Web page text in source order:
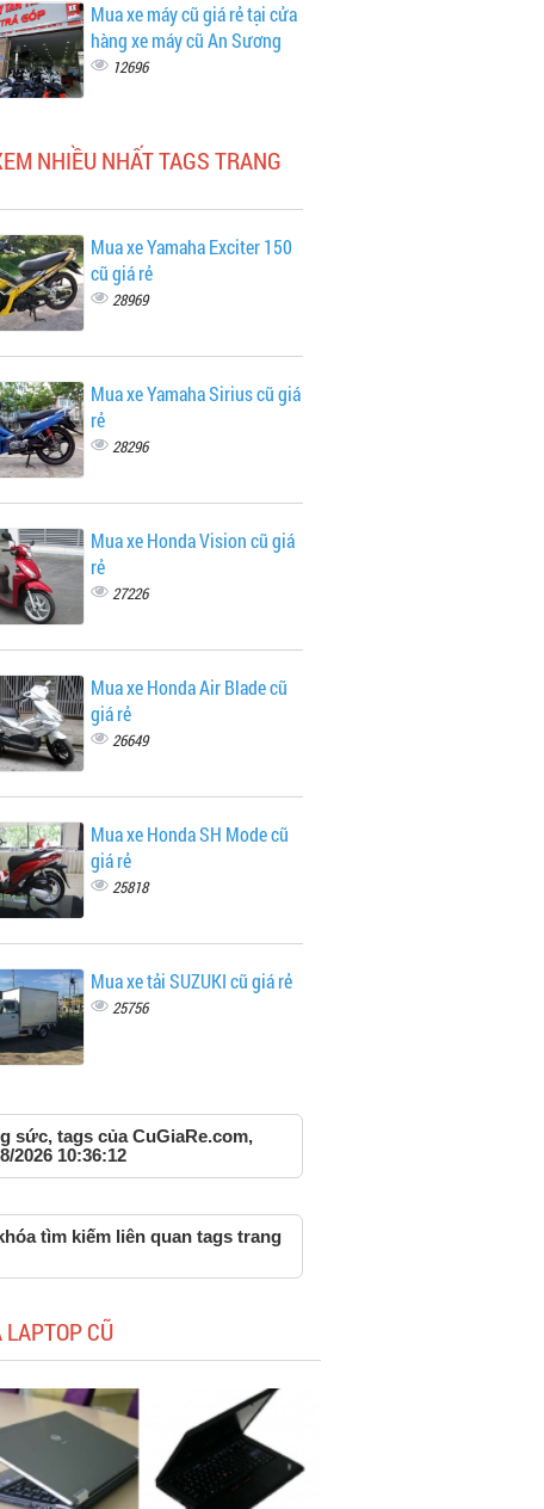
Mua xe máy cũ giá rẻ tại cửa
hàng xe máy cũ An Sương
12696
NHIỀU NHẤT TAGS TRANG
Mua xe Yamaha Exciter 150
cũ giá rẻ
28969
Mua xe Yamaha Sirius cũ giá
rẻ
28296
Mua xe Honda Vision cũ giá
rẻ
27226
Mua xe Honda Air Blade cũ
giá rẻ
26649
Mua xe Honda SH Mode cũ
giá rẻ
25818
Mua xe tải SUZUKI cũ giá rẻ
25756
sức, tags của CuGiaRe.com,
2026 10:36:12
tìm kiếm liên quan tags trang
LAPTOP CŨ